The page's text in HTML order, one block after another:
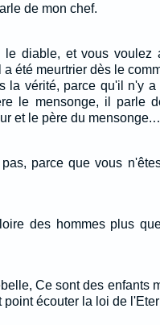
de mon chef.
le diable, et vous voulez
été meurtrier dès le
la vérité, parce qu'il n'y a
le mensonge, il parle
et le père du
parce que vous
des hommes plus
Ce sont des enfants
point écouter la loi de